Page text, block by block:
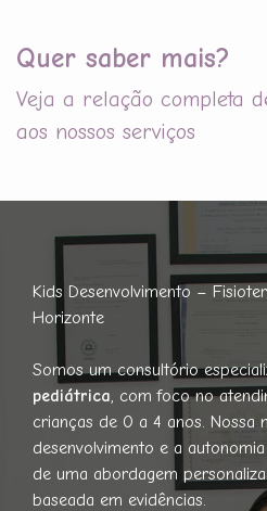
Quer saber mais?
Veja a relação completa
aos nossos serviços
Kids Desenvolvimento –
Horizonte
Somos um consultório
pediátrica, com foco no
crianças de 0 a 4 anos. Nossa
desenvolvimento e a
de uma abordagem
baseada em evidências.